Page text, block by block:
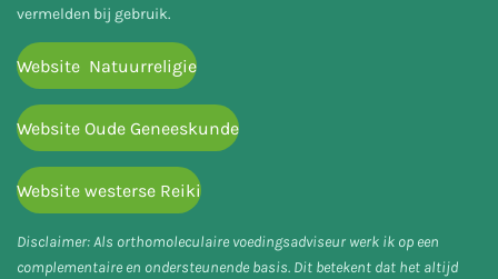
vermelden bij gebruik.
Website Natuurreligie
Website Oude Geneeskunde
Website westerse Reiki
Disclaimer: Als orthomoleculaire voedingsadviseur werk ik op een
complementaire en ondersteunende basis. Dit betekent dat het altijd